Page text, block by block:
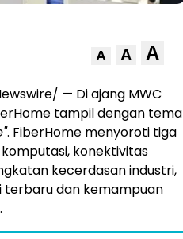
A A A
— Di ajang MWC
tampil dengan tema
. FiberHome menyoroti tiga
konektivitas
kecerdasan industri,
terbaru dan kemampuan